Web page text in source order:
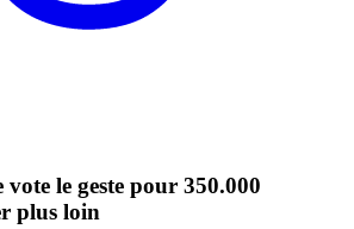
vote le geste pour 350.000
plus loin